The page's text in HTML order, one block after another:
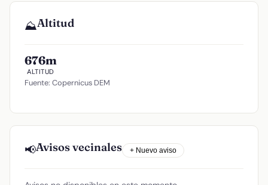
⛰️Altitud
676m
ALTITUD
Fuente: Copernicus DEM
📢Avisos vecinales + Nuevo aviso